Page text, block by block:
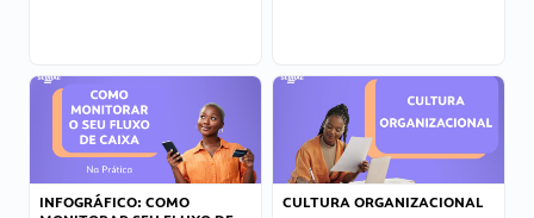
INFOGRÁFICO: COMO
CULTURA ORGANIZACIONAL